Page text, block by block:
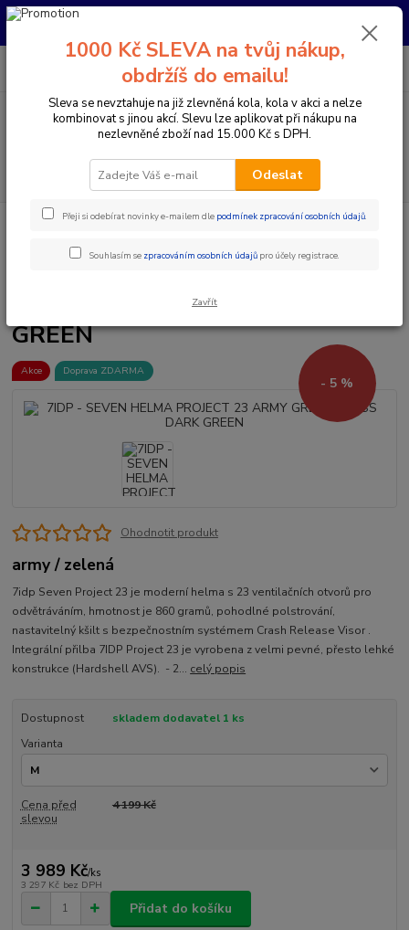
Pro nachystání kola / doplňků na prodejně si prosím zavolejte dopředu.
Menu
CZK
PO-PÁ 10:00-17:00 | SO: 9:00-12:00
Doplňky a helmy Cyklistické helmy Integrální helmy
23 ARMY GREEN GLOSS DARK
GREEN
Akce Doprava ZDARMA
- 5 %
Ohodnotit produkt
army / zelená
7idp Seven Project 23 je moderní helma s 23 ventilačních otvorů pro
odvětráváním, hmotnost je 860 gramů, pohodlné polstrování,
nastavitelný kšilt s bezpečnostním systémem Crash Release Visor .
Integrální přilba 7IDP Project 23 je vyrobena z velmi pevné, přesto lehké
konstrukce (Hardshell AVS). - 2... celý popis
Dostupnost
skladem dodavatel 1 ks
Varianta
Cena před
slevou
4 199 Kč
3 989 Kč/ks
3 297 Kč bez DPH
Přidat do košíku
1000 Kč SLEVA na tvůj nákup,
obdržíš do emailu!
Sleva se nevztahuje na již zlevněná kola, kola v akci a nelze
kombinovat s jinou akcí. Slevu lze aplikovat při nákupu na
nezlevněné zboží nad 15.000 Kč s DPH.
Odeslat
Přeji si odebírat novinky e-mailem dle podmínek zpracování osobních údajů.
Souhlasím se zpracováním osobních údajů pro účely registrace.
Zavřít